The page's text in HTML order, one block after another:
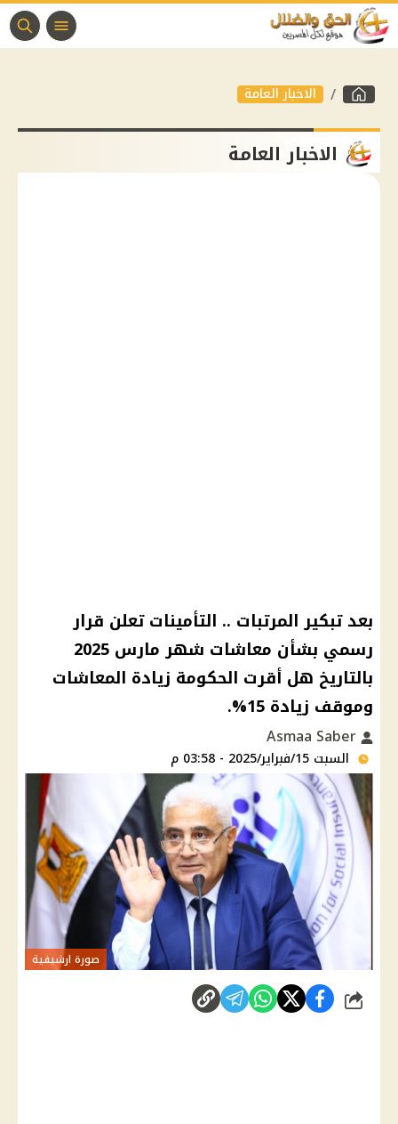
الاخبار العامة
الاخبار العامة
بعد تبكير المرتبات .. التأمينات تعلن قرار
رسمي بشأن معاشات شهر مارس 2025
بالتاريخ هل أقرت الحكومة زيادة المعاشات
وموقف زيادة 15%.
السبت 15/فبراير/2025 - 03:58 م
صورة ارشيفية
شارك